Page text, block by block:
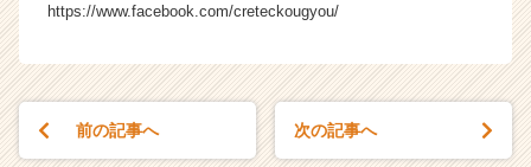
長
か
https://www.facebook.com/creteckougyou/
前の記事へ 次の記事へ